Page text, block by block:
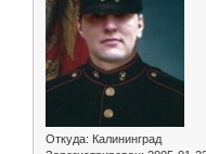
Откуда: Калининград